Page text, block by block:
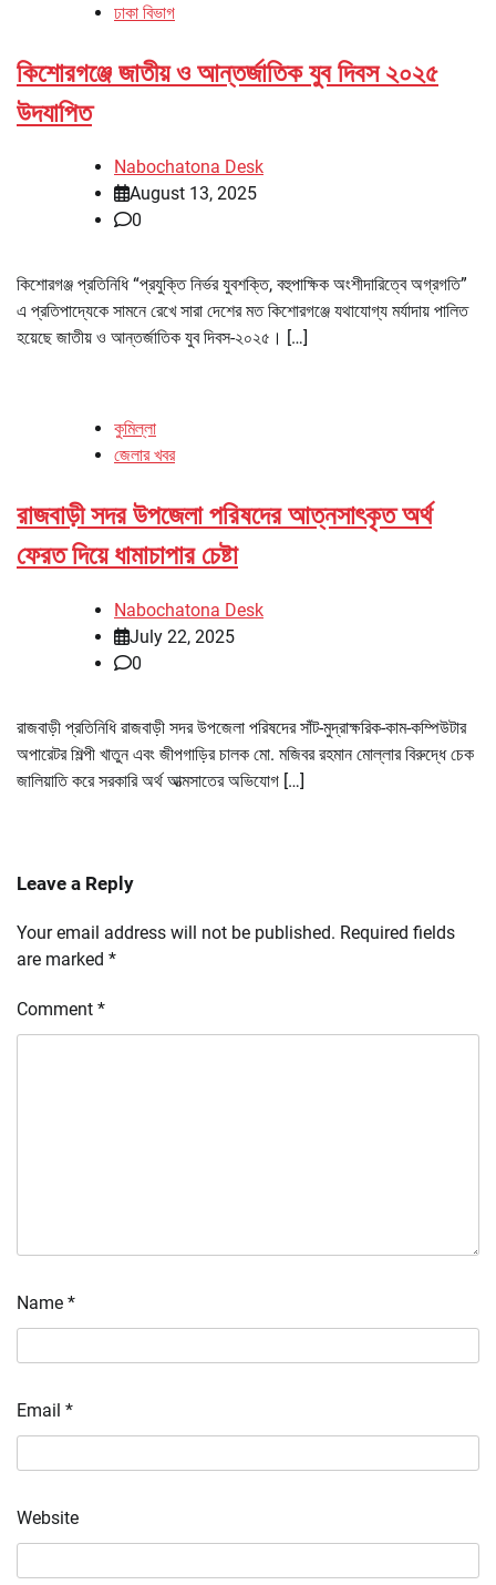
ঢাকা বিভাগ
কিশোরগঞ্জে জাতীয় ও আন্তর্জাতিক যুব দিবস ২০২৫
উদযাপিত
Nabochatona Desk
August 13, 2025
0
কিশোরগঞ্জ প্রতিনিধি “প্রযুক্তি নির্ভর যুবশক্তি, বহুপাক্ষিক অংশীদারিত্বে অগ্রগতি”
এ প্রতিপাদ্যেকে সামনে রেখে সারা দেশের মত কিশোরগঞ্জে যথাযোগ্য মর্যাদায় পালিত
হয়েছে জাতীয় ও আন্তর্জাতিক যুব দিবস-২০২৫। […]
কুমিল্লা
জেলার খবর
রাজবাড়ী সদর উপজেলা পরিষদের আত্নসাৎকৃত অর্থ
ফেরত দিয়ে ধামাচাপার চেষ্টা
Nabochatona Desk
July 22, 2025
0
রাজবাড়ী প্রতিনিধি রাজবাড়ী সদর উপজেলা পরিষদের সাঁট-মুদ্রাক্ষরিক-কাম-কম্পিউটার
অপারেটর শিল্পী খাতুন এবং জীপগাড়ির চালক মো. মজিবর রহমান মোল্লার বিরুদ্ধে চেক
জালিয়াতি করে সরকারি অর্থ আত্মসাতের অভিযোগ […]
Leave a Reply
Your email address will not be published. Required fields
are marked *
Comment *
Name *
Email *
Website